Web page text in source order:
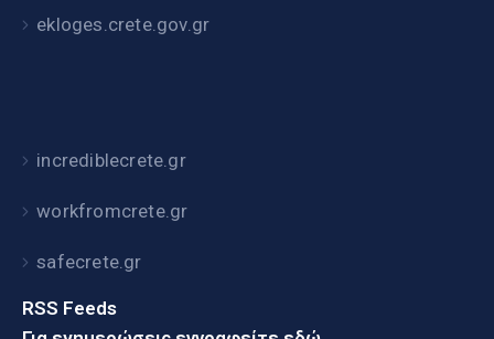
ekloges.crete.gov.gr
incrediblecrete.gr
workfromcrete.gr
safecrete.gr
RSS Feeds